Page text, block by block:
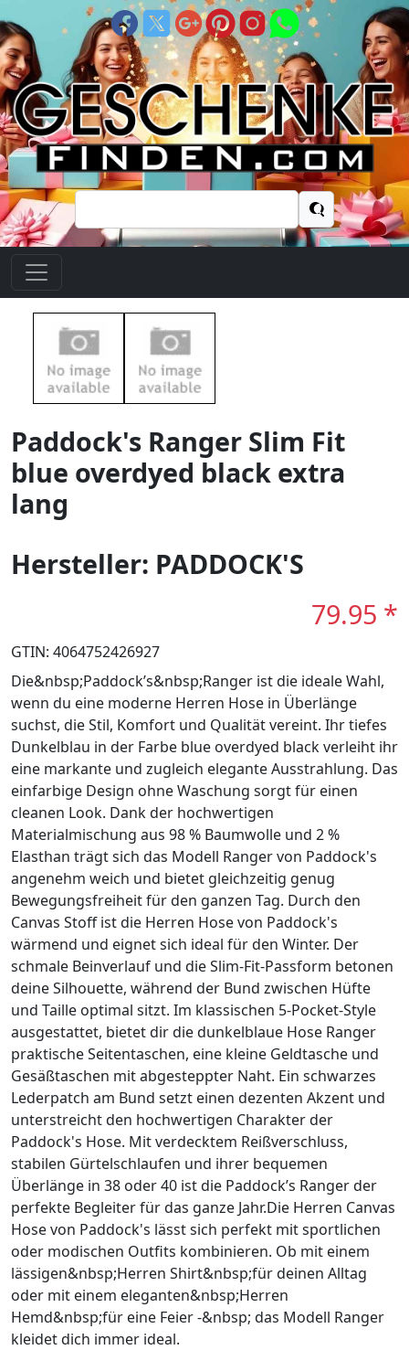
Suchen
nach:
Paddock's Ranger Slim Fit
blue overdyed black extra
lang
Hersteller: PADDOCK'S
79.95 *
GTIN: 4064752426927
Die&nbsp;Paddock’s&nbsp;Ranger ist die ideale Wahl,
wenn du eine moderne Herren Hose in Überlänge
suchst, die Stil, Komfort und Qualität vereint. Ihr tiefes
Dunkelblau in der Farbe blue overdyed black verleiht ihr
eine markante und zugleich elegante Ausstrahlung. Das
einfarbige Design ohne Waschung sorgt für einen
cleanen Look. Dank der hochwertigen
Materialmischung aus 98 % Baumwolle und 2 %
Elasthan trägt sich das Modell Ranger von Paddock's
angenehm weich und bietet gleichzeitig genug
Bewegungsfreiheit für den ganzen Tag. Durch den
Canvas Stoff ist die Herren Hose von Paddock's
wärmend und eignet sich ideal für den Winter. Der
schmale Beinverlauf und die Slim-Fit-Passform betonen
deine Silhouette, während der Bund zwischen Hüfte
und Taille optimal sitzt. Im klassischen 5-Pocket-Style
ausgestattet, bietet dir die dunkelblaue Hose Ranger
praktische Seitentaschen, eine kleine Geldtasche und
Gesäßtaschen mit abgesteppter Naht. Ein schwarzes
Lederpatch am Bund setzt einen dezenten Akzent und
unterstreicht den hochwertigen Charakter der
Paddock's Hose. Mit verdecktem Reißverschluss,
stabilen Gürtelschlaufen und ihrer bequemen
Überlänge in 38 oder 40 ist die Paddock’s Ranger der
perfekte Begleiter für das ganze Jahr.Die Herren Canvas
Hose von Paddock's lässt sich perfekt mit sportlichen
oder modischen Outfits kombinieren. Ob mit einem
lässigen&nbsp;Herren Shirt&nbsp;für deinen Alltag
oder mit einem eleganten&nbsp;Herren
Hemd&nbsp;für eine Feier -&nbsp; das Modell Ranger
kleidet dich immer ideal.